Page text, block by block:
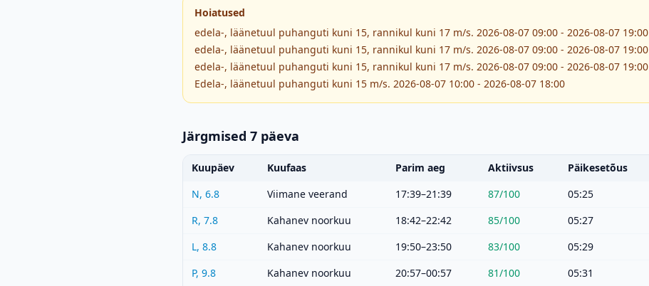
Hoiatused
edela-, läänetuul puhanguti kuni 15, rannikul kuni 17 m/s. 2026-08-07 09:00 - 2026-08-07 19:00
edela-, läänetuul puhanguti kuni 15, rannikul kuni 17 m/s. 2026-08-07 09:00 - 2026-08-07 19:00
edela-, läänetuul puhanguti kuni 15, rannikul kuni 17 m/s. 2026-08-07 09:00 - 2026-08-07 19:00
Edela-, läänetuul puhanguti kuni 15 m/s. 2026-08-07 10:00 - 2026-08-07 18:00
Järgmised 7 päeva
Kuupäev Kuufaas Parim aeg Aktiivsus Päikesetõus
N, 6.8
Viimane veerand 17:39–21:39 87/100 05:25
R, 7.8
Kahanev noorkuu 18:42–22:42 85/100 05:27
L, 8.8
Kahanev noorkuu 19:50–23:50 83/100 05:29
P, 9.8
Kahanev noorkuu 20:57–00:57 81/100 05:31